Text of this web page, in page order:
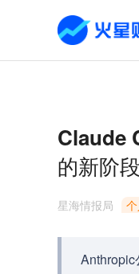
Claude
的新阶段
星海情报局